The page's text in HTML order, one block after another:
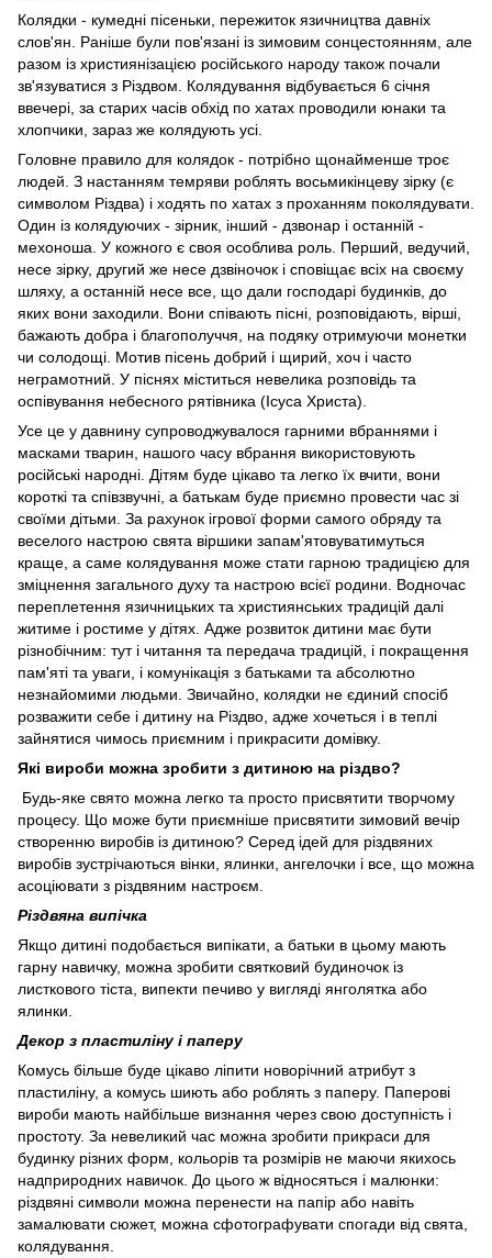
Колядки - кумедні пісеньки, пережиток язичництва давніх
слов'ян. Раніше були пов'язані із зимовим сонцестоянням, але
разом із християнізацією російського народу також почали
зв'язуватися з Різдвом. Колядування відбувається 6 січня
ввечері, за старих часів обхід по хатах проводили юнаки та
хлопчики, зараз же колядують усі.
Головне правило для колядок - потрібно щонайменше троє
людей. З настанням темряви роблять восьмикінцеву зірку (є
символом Різдва) і ходять по хатах з проханням поколядувати.
Один із колядуючих - зірник, інший - дзвонар і останній -
мехоноша. У кожного є своя особлива роль. Перший, ведучий,
несе зірку, другий же несе дзвіночок і сповіщає всіх на своєму
шляху, а останній несе все, що дали господарі будинків, до
яких вони заходили. Вони співають пісні, розповідають, вірші,
бажають добра і благополуччя, на подяку отримуючи монетки
чи солодощі. Мотив пісень добрий і щирий, хоч і часто
неграмотний. У піснях міститься невелика розповідь та
оспівування небесного рятівника (Ісуса Христа).
Усе це у давнину супроводжувалося гарними вбраннями і
масками тварин, нашого часу вбрання використовують
російські народні. Дітям буде цікаво та легко їх вчити, вони
короткі та співзвучні, а батькам буде приємно провести час зі
своїми дітьми. За рахунок ігрової форми самого обряду та
веселого настрою свята віршики запам'ятовуватимуться
краще, а саме колядування може стати гарною традицією для
зміцнення загального духу та настрою всієї родини. Водночас
переплетення язичницьких та християнських традицій далі
житиме і ростиме у дітях. Адже розвиток дитини має бути
різнобічним: тут і читання та передача традицій, і покращення
пам'яті та уваги, і комунікація з батьками та абсолютно
незнайомими людьми. Звичайно, колядки не єдиний спосіб
розважити себе і дитину на Різдво, адже хочеться і в теплі
зайнятися чимось приємним і прикрасити домівку.
Які вироби можна зробити з дитиною на різдво?
Будь-яке свято можна легко та просто присвятити творчому
процесу. Що може бути приємніше присвятити зимовий вечір
створенню виробів із дитиною? Серед ідей для різдвяних
виробів зустрічаються вінки, ялинки, ангелочки і все, що можна
асоціювати з різдвяним настроєм.
Різдвяна випічка
Якщо дитині подобається випікати, а батьки в цьому мають
гарну навичку, можна зробити святковий будиночок із
листкового тіста, випекти печиво у вигляді янголятка або
ялинки.
Декор з пластиліну і паперу
Комусь більше буде цікаво ліпити новорічний атрибут з
пластиліну, а комусь шиють або роблять з паперу. Паперові
вироби мають найбільше визнання через свою доступність і
простоту. За невеликий час можна зробити прикраси для
будинку різних форм, кольорів та розмірів не маючи якихось
надприродних навичок. До цього ж відносяться і малюнки:
різдвяні символи можна перенести на папір або навіть
замалювати сюжет, можна сфотографувати спогади від свята,
колядування.